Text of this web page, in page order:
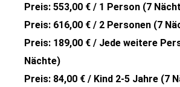
Preis: 553,00 € / 1 Person (7
Preis: 616,00 € / 2 Personen (7
Preis: 189,00 € / Jede weitere
Nächte)
Preis: 84,00 € / Kind 2-5 Jahre (7